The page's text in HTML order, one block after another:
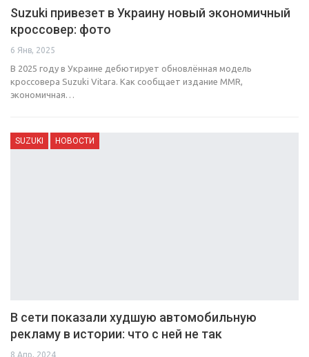
Suzuki привезет в Украину новый экономичный
кроссовер: фото
6 Янв, 2025
В 2025 году в Украине дебютирует обновлённая модель
кроссовера Suzuki Vitara. Как сообщает издание MMR,
экономичная…
SUZUKI НОВОСТИ
В сети показали худшую автомобильную
рекламу в истории: что с ней не так
8 Апр, 2024